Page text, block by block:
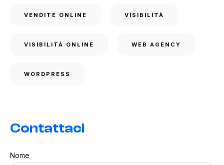
VENDITE ONLINE VISIBILITÀ
VISIBILITÀ ONLINE WEB AGENCY
WORDPRESS
Contattaci
Nome